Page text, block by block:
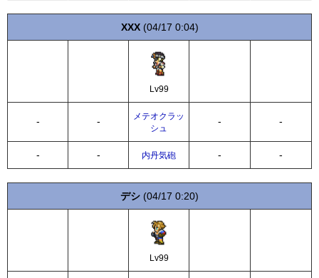
XXX(04/17 0:04)
Lv99
- -
メテオクラッ
シュ
- -
- - 内丹気砲 - -
デシ (04/17 0:20)
Lv99